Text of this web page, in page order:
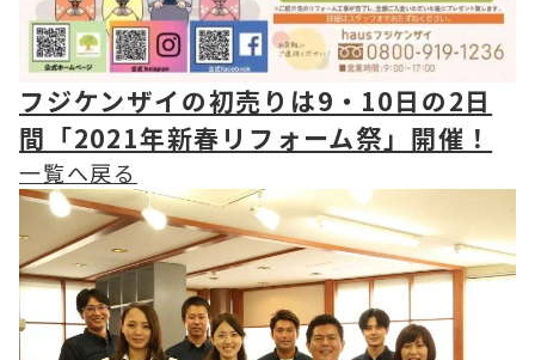
フジケンザイの初売りは9・10日の2日
間「2021年新春リフォーム祭」開催！
一覧へ戻る